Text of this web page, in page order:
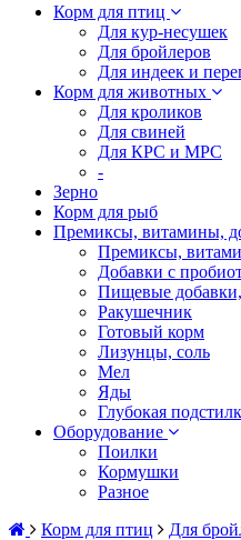
Корм для птиц
Для кур-несушек
Для бройлеров
Для индеек и
Корм для животных
Для кроликов
Для свиней
Для КРС и МРС
-
Зерно
Корм для рыб
Премиксы, витамины,
Премиксы,
Добавки с
Пищевые
Ракушечник
Готовый корм
Лизунцы, соль
Мел
Яды
Глубокая
Оборудование
Поилки
Кормушки
Разное
Корм для птиц
Для